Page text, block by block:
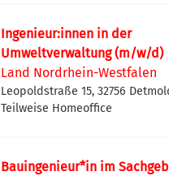
Ingenieur:innen in der
Umweltverwaltung (m/w/d)
Land Nordrhein-Westfalen
Leopoldstraße 15, 32756
Deutschland
Teilweise Homeoffice
Bauingenieur*in im